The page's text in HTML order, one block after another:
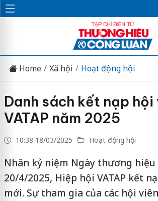
Home Xã hội Hoạt động hội
Danh sách kết nạp hội
VATAP năm 2025
10:38 18/03/2025 Hoạt động hội
Nhân kỷ niệm Ngày thương hiệu
20/4/2025, Hiệp hội VATAP kết
mới. Sự tham gia của các hội